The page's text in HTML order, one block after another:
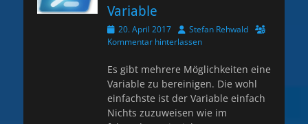
Variable
Veröffentlicht
am
20. April 2017 AutorStefan Rehwald
Kommentar hinterlassen
Es gibt mehrere Möglichkeiten eine
Variable zu bereinigen. Die wohl
einfachste ist der Variable einfach
Nichts zuzuweisen wie im